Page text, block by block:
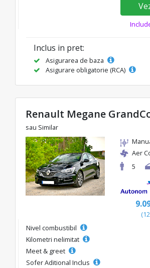
Inclus in pret:
Asigurarea de baza
Asigurare obligatorie (RCA)
Renault Megane
sau Similar
Aer
5
Nivel combustibil
Kilometri nelimitat
Meet & greet
Sofer Aditional Inclus